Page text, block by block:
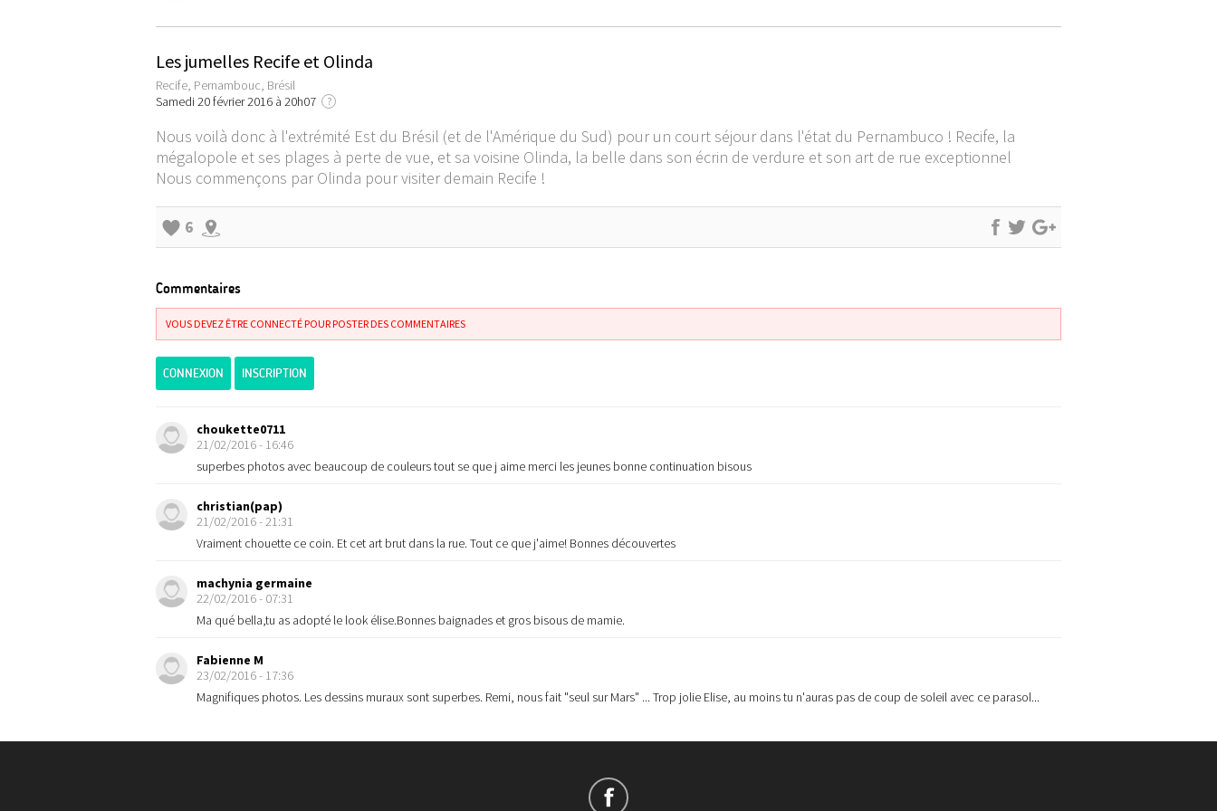
Les jumelles Recife et Olinda
Recife, Pernambouc, Brésil
Samedi 20 février 2016 à 20h07
?
Nous voilà donc à l'extrémité Est du Brésil (et de l'Amérique du Sud) pour un court séjour dans l'état du Pernambuco ! Recife, la
mégalopole et ses plages à perte de vue, et sa voisine Olinda, la belle dans son écrin de verdure et son art de rue exceptionnel
Nous commençons par Olinda pour visiter demain Recife !
6
Commentaires
VOUS DEVEZ ÊTRE CONNECTÉ POUR POSTER DES COMMENTAIRES
CONNEXION INSCRIPTION
choukette0711
21/02/2016 - 16:46
superbes photos avec beaucoup de couleurs tout se que j aime merci les jeunes bonne continuation bisous
christian(pap)
21/02/2016 - 21:31
Vraiment chouette ce coin. Et cet art brut dans la rue. Tout ce que j'aime! Bonnes découvertes
machynia germaine
22/02/2016 - 07:31
Ma qué bella,tu as adopté le look élise.Bonnes baignades et gros bisous de mamie.
Fabienne M
23/02/2016 - 17:36
Magnifiques photos. Les dessins muraux sont superbes. Remi, nous fait "seul sur Mars" ... Trop jolie Elise, au moins tu n'auras pas de coup de soleil avec ce parasol...